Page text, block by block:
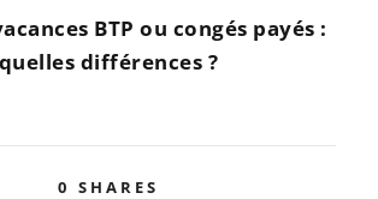
BTP ou congés payés :
quelles différences ?
0 SHARES